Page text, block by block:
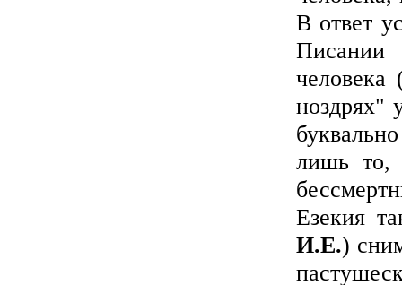
В ответ
Писании
ноздрях"
лишь то,
Езекия
И.Е.)